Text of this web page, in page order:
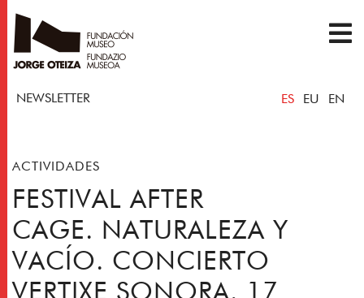
NEWSLETTER ES EU EN
ACTIVIDADES
FESTIVAL AFTER
CAGE. NATURALEZA Y
VACÍO. CONCIERTO